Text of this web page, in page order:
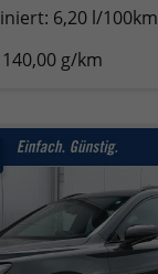
6,20 l/100km
140,00 g/km